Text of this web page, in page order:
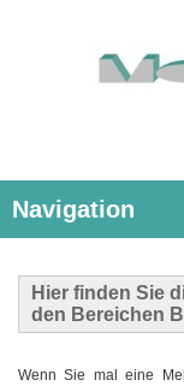
Navigation
Hier finden Sie
den Bereichen
Wenn Sie mal eine